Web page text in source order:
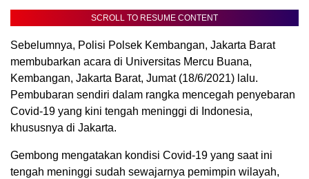
SCROLL TO RESUME CONTENT
Sebelumnya, Polisi Polsek Kembangan, Jakarta Barat
membubarkan acara di Universitas Mercu Buana,
Kembangan, Jakarta Barat, Jumat (18/6/2021) lalu.
Pembubaran sendiri dalam rangka mencegah penyebaran
Covid-19 yang kini tengah meninggi di Indonesia,
khususnya di Jakarta.
Gembong mengatakan kondisi Covid-19 yang saat ini
tengah meninggi sudah sewajarnya pemimpin wilayah,